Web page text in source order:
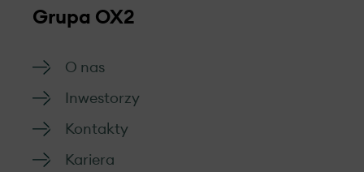
Grupa OX2
O nas
Inwestorzy
Kontakty
Kariera